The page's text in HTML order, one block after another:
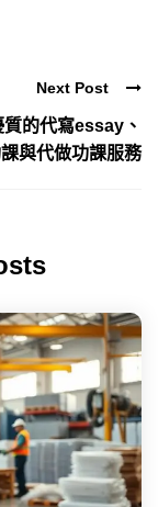
Next Post
的代寫essay、
與代做功課服務